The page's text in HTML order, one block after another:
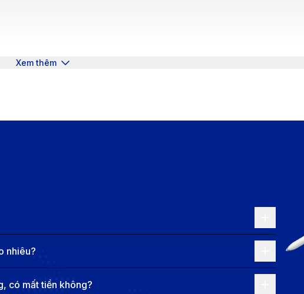
bay từ San Diego đi Tuy Hòa trên 190 Booking.
Xem thêm
nhiêu?
có mất tiền không?